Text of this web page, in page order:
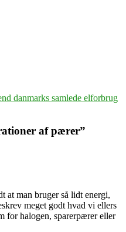
danmarks samlede elforbrug
af pærer”
at man bruger så lidt energi,
meget godt hvad vi ellers
for halogen, sparerpærer eller